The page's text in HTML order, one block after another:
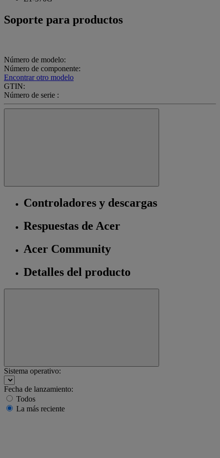
Soporte para productos
Número de modelo:
Número de componente:
Encontrar otro modelo
GTIN:
Número de serie :
Controladores y descargas
Respuestas de Acer
Acer Community
Detalles del producto
Sistema operativo:
Fecha de lanzamiento:
Todos
La más reciente